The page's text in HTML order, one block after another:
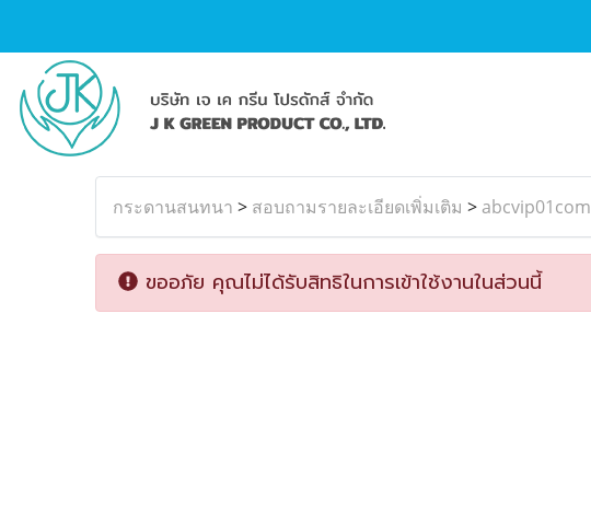
กระดานสนทนา > สอบถามรายละเอียดเพิ่มเติม > abcvip01com
ขออภัย คุณไม่ได้รับสิทธิในการเข้าใช้งานในส่วนนี้